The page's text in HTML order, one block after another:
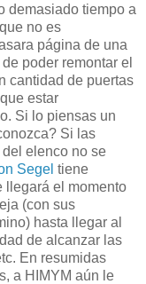
demasiado tiempo a
no es
página de una
poder remontar el
cantidad de puertas
estar
Si lo piensas un
Si las
elenco no se
Segel tiene
llegará el momento
(con sus
hasta llegar al
de alcanzar las
En resumidas
a HIMYM aún le